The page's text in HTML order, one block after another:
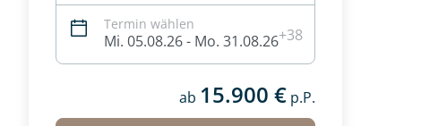
Termin wählen
Mi. 05.08.26 - Mo. 31.08.26+38
ab 15.900 € p.P.